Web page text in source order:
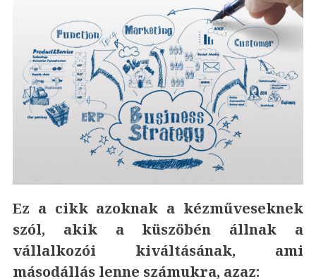
Ez a cikk azoknak a kézműveseknek
szól, akik a küszöbén állnak a
vállalkozói kiváltásának, ami
másodállás lenne számukra, azaz: